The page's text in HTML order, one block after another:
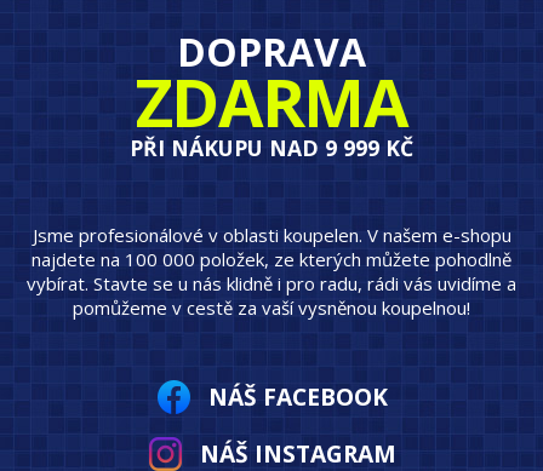
DOPRAVA
ZDARMA
PŘI NÁKUPU NAD 9 999 KČ
Jsme profesionálové v oblasti koupelen. V našem e-shopu
najdete na 100 000 položek, ze kterých můžete pohodlně
vybírat. Stavte se u nás klidně i pro radu, rádi vás uvidíme a
pomůžeme v cestě za vaší vysněnou koupelnou!
NÁŠ FACEBOOK
NÁŠ INSTAGRAM